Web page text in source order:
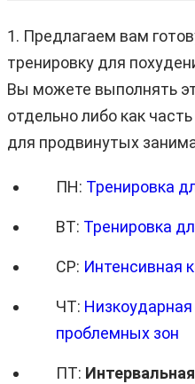
1. Предлагаем вам
тренировку для
Вы можете выполнять
отдельно либо как
для продвинутых
ПН: Тренировка
ВТ: Тренировка
СР: Интенсивная
ЧТ: Низкоударная
проблемных зон
ПТ: